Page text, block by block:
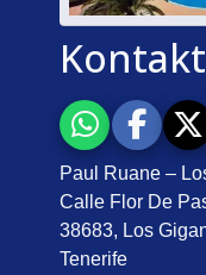
Paul Ruane –
Calle Flor De
38683, Los
Tenerife